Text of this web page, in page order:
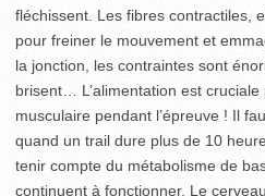
fléchissent. Les fibres contractiles,
pour freiner le mouvement et
la jonction, les contraintes sont
brisent… L’alimentation est
musculaire pendant l’épreuve ! Il
quand un trail dure plus de 10
tenir compte du métabolisme de
continuent à fonctionner. Le